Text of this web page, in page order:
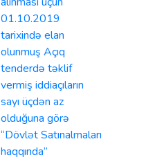
01.10.2019
tarixində elan
olunmuş Açıq
tenderdə təklif
vermiş iddiaçıların
sayı üçdən az
olduğuna görə
“Dövlət Satınalmaları
haqqında”